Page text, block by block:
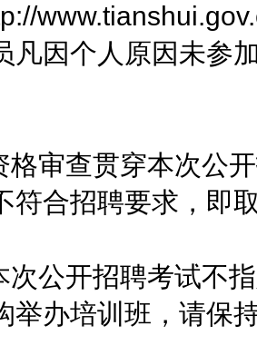
凡因个人原因未参
查贯穿本次公开
符合招聘要求，即
开招聘考试不指
举办培训班，请保